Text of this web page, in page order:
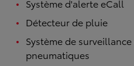
Système d'alerte eCall
Détecteur de pluie
Système de
pneumatiques